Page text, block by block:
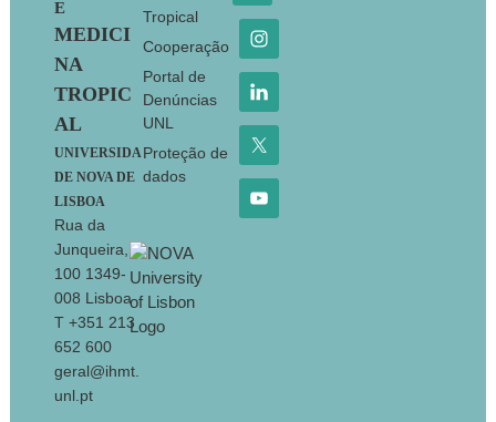
E
MEDICI
NA
TROPIC
AL
UNIVERSIDA
DE NOVA DE
LISBOA
Rua da
Junqueira,
100 1349-
008 Lisboa
T +351 213
652 600
geral@ihmt.
unl.pt
Tropical
Cooperação
Portal de
Denúncias
UNL
Proteção de
dados